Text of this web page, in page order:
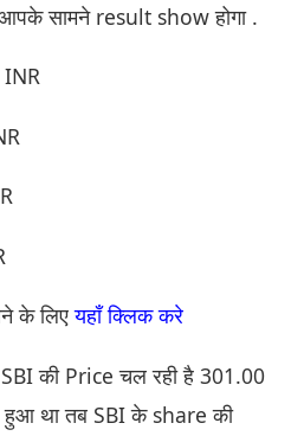
सामने result show होगा .
के लिएयहाँ क्लिक करे
की Price चल रही है 301.00
था तब SBI के share की